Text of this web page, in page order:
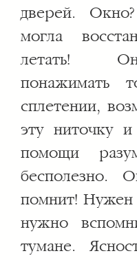
дверей.
могла
летать!
понажимать
сплетении,
эту ниточку
помощи
бесполезно.
помнит! Нужен
нужно
тумане.